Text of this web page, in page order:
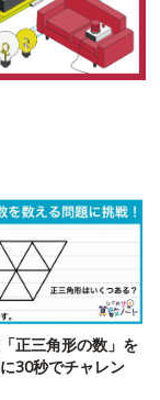
正三角形の数」を
30秒でチャレン